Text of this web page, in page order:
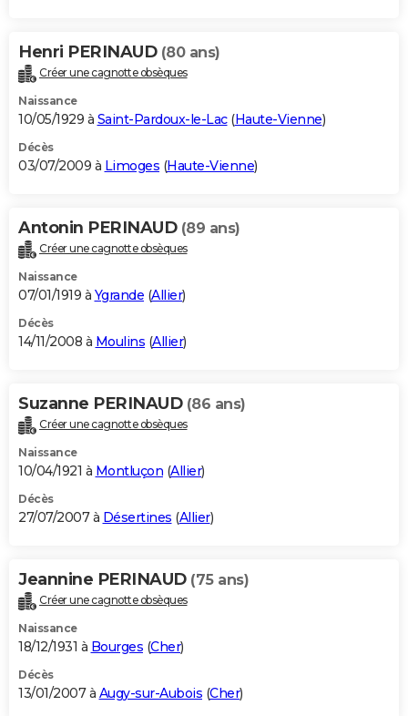
Henri PERINAUD (80 ans)
Créer une cagnotte obsèques
Naissance
10/05/1929 à Saint-Pardoux-le-Lac(Haute-Vienne)
Décès
03/07/2009 à Limoges (Haute-Vienne)
Antonin PERINAUD (89 ans)
Créer une cagnotte obsèques
Naissance
07/01/1919 à Ygrande (Allier)
Décès
14/11/2008 à Moulins (Allier)
Suzanne PERINAUD (86 ans)
Créer une cagnotte obsèques
Naissance
10/04/1921 à Montluçon (Allier)
Décès
27/07/2007 à Désertines (Allier)
Jeannine PERINAUD (75 ans)
Créer une cagnotte obsèques
Naissance
18/12/1931 à Bourges (Cher)
Décès
13/01/2007 à Augy-sur-Aubois (Cher)